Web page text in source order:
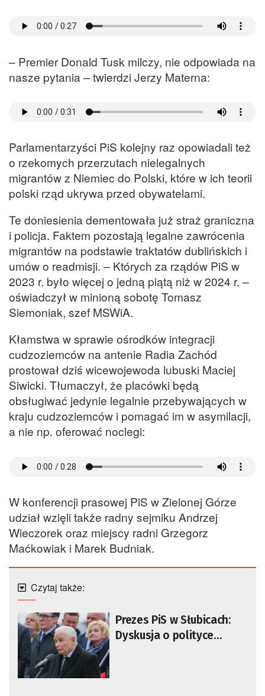
– Premier Donald Tusk milczy, nie odpowiada na
nasze pytania – twierdzi Jerzy Materna:
Parlamentarzyści PiS kolejny raz opowiadali też
o rzekomych przerzutach nielegalnych
migrantów z Niemiec do Polski, które w ich teorii
polski rząd ukrywa przed obywatelami.
Te doniesienia dementowała już straż graniczna
i policja. Faktem pozostają legalne zawrócenia
migrantów na podstawie traktatów dublińskich i
umów o readmisji. – Których za rządów PiS w
2023 r. było więcej o jedną piątą niż w 2024 r. –
oświadczył w minioną sobotę Tomasz
Siemoniak, szef MSWiA.
Kłamstwa w sprawie ośrodków integracji
cudzoziemców na antenie Radia Zachód
prostował dziś wicewojewoda lubuski Maciej
Siwicki. Tłumaczył, że placówki będą
obsługiwać jedynie legalnie przebywających w
kraju cudzoziemców i pomagać im w asymilacji,
a nie np. oferować noclegi:
W konferencji prasowej PiS w Zielonej Górze
udział wzięli także radny sejmiku Andrzej
Wieczorek oraz miejscy radni Grzegorz
Maćkowiak i Marek Budniak.
Czytaj także:
Prezes PiS w Słubicach:
Dyskusja o polityce